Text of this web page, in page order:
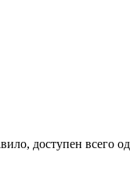
доступен всего